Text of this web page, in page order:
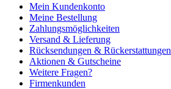
Mein Kundenkonto
Meine Bestellung
Zahlungsmöglichkeiten
Versand & Lieferung
Rücksendungen & Rückerstattungen
Aktionen & Gutscheine
Weitere Fragen?
Firmenkunden